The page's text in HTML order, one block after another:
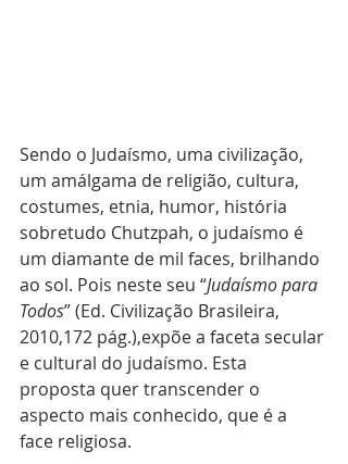
Sendo o Judaísmo, uma civilização,
um amálgama de religião, cultura,
costumes, etnia, humor, história
sobretudo Chutzpah, o judaísmo é
um diamante de mil faces, brilhando
ao sol. Pois neste seu “Judaísmo para
Todos” (Ed. Civilização Brasileira,
2010,172 pág.),expõe a faceta secular
e cultural do judaísmo. Esta
proposta quer transcender o
aspecto mais conhecido, que é a
face religiosa.